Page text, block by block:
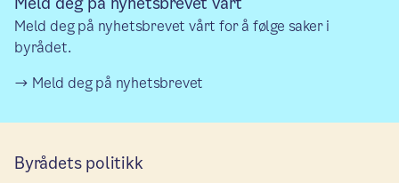
Meld deg på nyhetsbrevet vårt for å følge saker i
byrådet.
Meld deg på nyhetsbrevet
Byrådets politikk